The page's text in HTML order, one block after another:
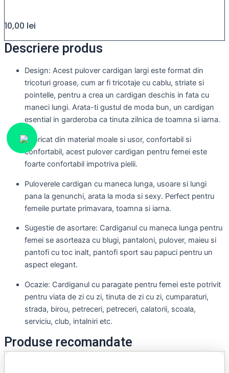
10,00 lei
Descriere produs
Design: Acest pulover cardigan largi este format din
tricoturi groase, cum ar fi tricotaje cu cablu, striate si
pointelle, pentru a crea un cardigan deschis in fata cu
maneci lungi. Arata-ti gustul de moda bun, un cardigan
esential in garderoba ca tinuta zilnica de toamna si iarna.
Fabricat din material moale si usor, confortabil si
confortabil, acest pulover cardigan pentru femei este
foarte confortabil impotriva pielii.
Puloverele cardigan cu maneca lunga, usoare si lungi
pana la genunchi, arata la moda si sexy. Perfect pentru
femeile purtate primavara, toamna si iarna.
Sugestie de asortare: Cardiganul cu maneca lunga pentru
femei se asorteaza cu blugi, pantaloni, pulover, maieu si
pantofi cu toc inalt, pantofi sport sau papuci pentru un
aspect elegant.
Ocazie: Cardiganul cu paragate pentru femei este potrivit
pentru viata de zi cu zi, tinuta de zi cu zi, cumparaturi,
strada, birou, petreceri, petreceri, calatorii, scoala,
serviciu, club, intalniri etc.
Produse recomandate